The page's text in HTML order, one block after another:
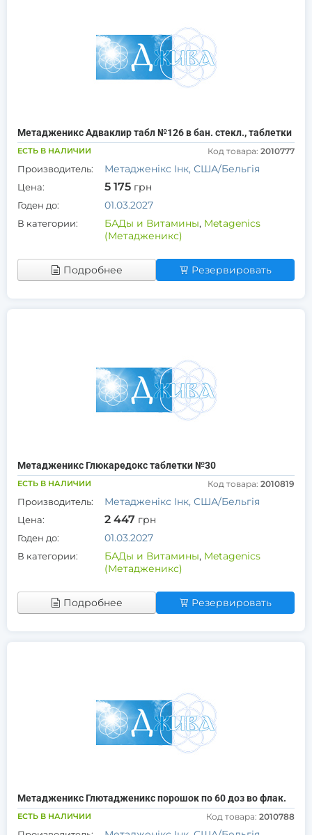
Метадженикс Адваклир табл №126 в бан. стекл., таблетки
ЕСТЬ В НАЛИЧИИ Код товара: 2010777
Производитель: Метадженікс Інк, США/Бельгія
Цена: 5 175 грн
Годен до: 01.03.2027
В категории: БАДы и Витамины, Metagenics
(Метадженикс)
Подробнее Резервировать
Метадженикс Глюкаредокс таблетки №30
ЕСТЬ В НАЛИЧИИ Код товара: 2010819
Производитель: Метадженікс Інк, США/Бельгія
Цена: 2 447 грн
Годен до: 01.03.2027
В категории: БАДы и Витамины, Metagenics
(Метадженикс)
Подробнее Резервировать
Метадженикс Глютадженикс порошок по 60 доз во флак.
ЕСТЬ В НАЛИЧИИ Код товара: 2010788